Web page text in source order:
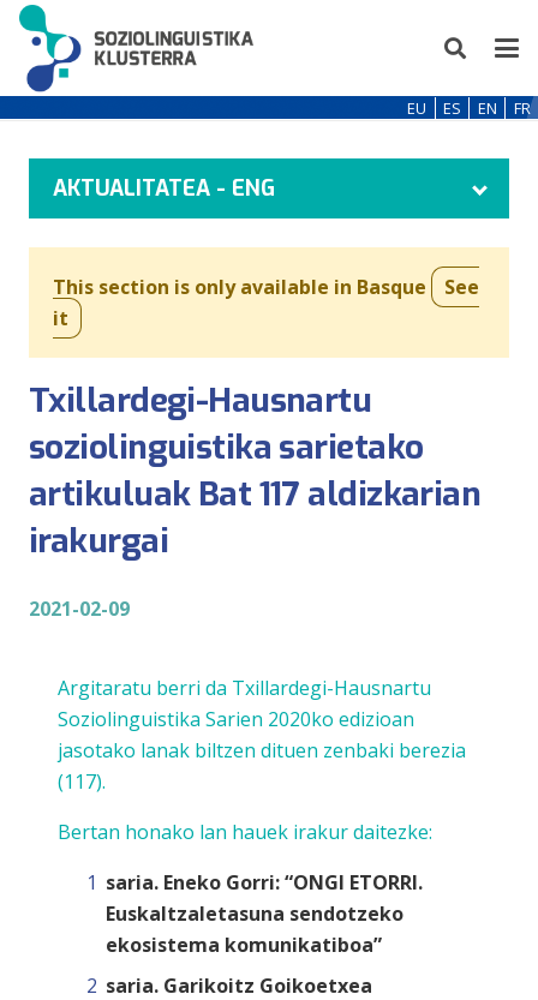
EU ES EN FR
AKTUALITATEA - ENG
This section is only available in Basque
See
it
Txillardegi-Hausnartu
soziolinguistika sarietako
artikuluak Bat 117 aldizkarian
irakurgai
2021-02-09
Argitaratu berri da Txillardegi-Hausnartu
Soziolinguistika Sarien 2020ko edizioan
jasotako lanak biltzen dituen zenbaki berezia
(117).
Bertan honako lan hauek irakur daitezke:
saria. Eneko Gorri: “ONGI ETORRI.
Euskaltzaletasuna sendotzeko
ekosistema komunikatiboa”
saria. Garikoitz Goikoetxea